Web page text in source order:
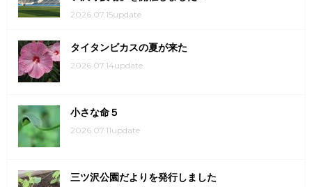
2026.07.15update
タイタンビカスの夏が来た
2026.07.14update
小さな命５
2026.07.11update
三ツ沢公園だよりを発行しました